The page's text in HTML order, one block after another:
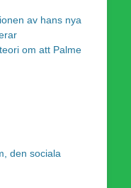
av hans nya
om att Palme
den sociala